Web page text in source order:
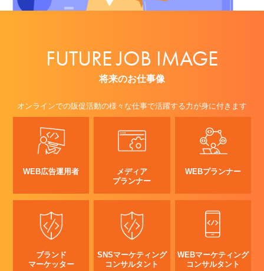
FUTURE JOB IMAGE
将来のお仕事像
オンラインでの販促活動の様々な仕事で活躍する力が身に付きます
WEB広告運用者
メディア
プランナー
WEBプランナー
ブランド
マーケッター
SNSマーケティング
コンサルタント
WEBマーケティング
コンサルタント